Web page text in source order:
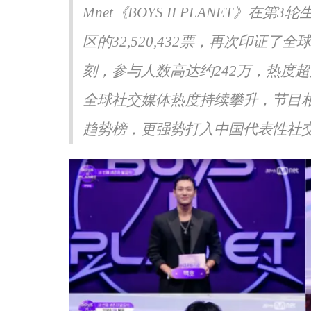
Mnet《BOYS II PLANET》在第3
区的32,520,432票，再次印证了全
刻，参与人数高达约242万，热度
全球社交媒体热度持续攀升，节目
趋势榜，更强势打入中国代表性社
生不息·华流季》展专业
《书画里的中国》第三季直播
吉地坛公园写生，笔墨定格初